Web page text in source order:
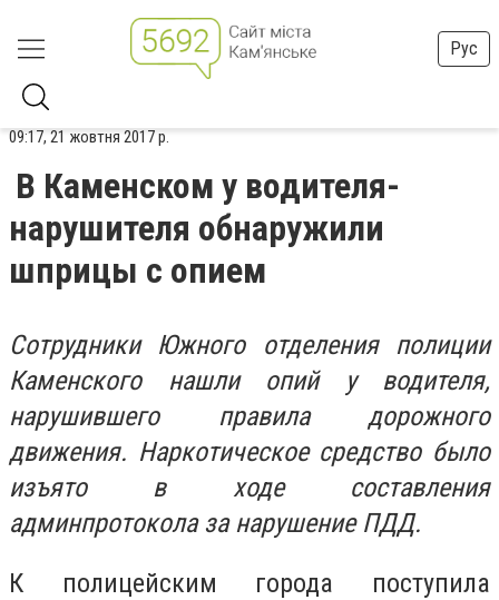
Рус
09:17, 21 жовтня 2017 р.
В Каменском у водителя-
нарушителя обнаружили
шприцы с опием
Сотрудники Южного отделения полиции
Каменского нашли опий у водителя,
нарушившего правила дорожного
движения. Наркотическое средство было
изъято в ходе составления
админпротокола за нарушение ПДД.
К полицейским города поступила